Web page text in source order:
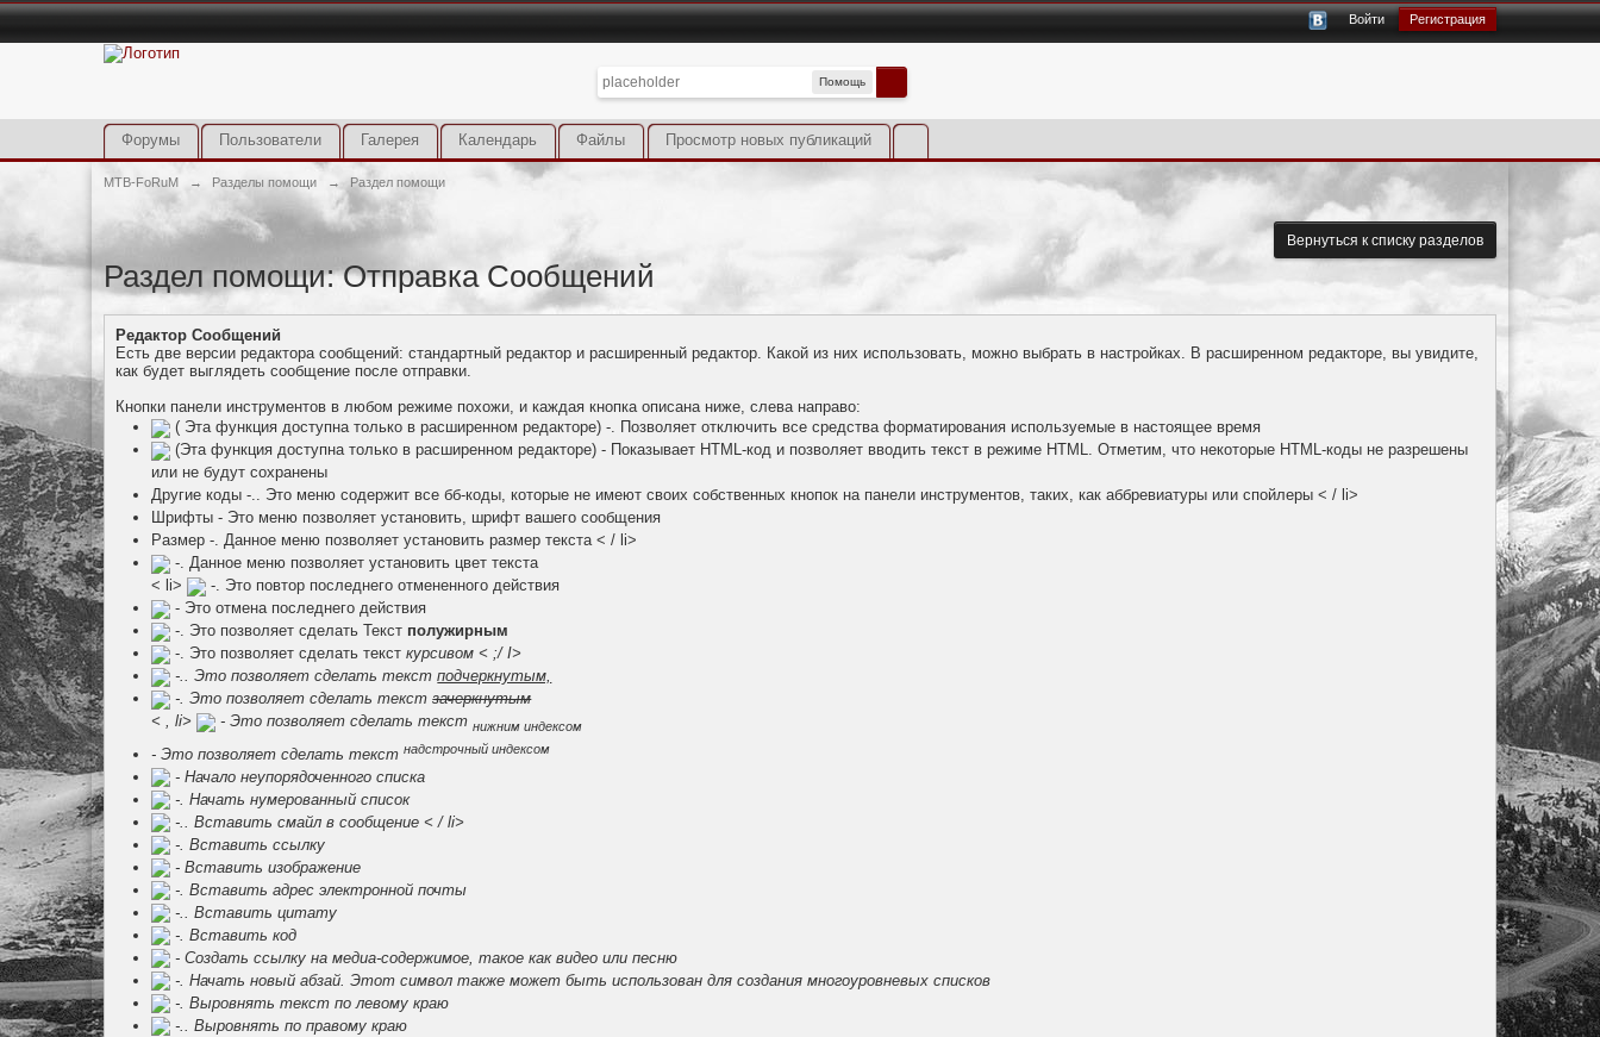
Войти Регистрация
Помощь
Просмотр новых публикаций
Форумы Пользователи Галерея Календарь Файлы
MTB-FoRuM → Разделы помощи → Раздел помощи
Вернуться к списку разделов
Раздел помощи: Отправка Сообщений
Редактор Сообщений
Есть две версии редактора сообщений: стандартный редактор и расширенный редактор. Какой из них использовать, можно выбрать в настройках. В расширенном редакторе, вы увидите,
как будет выглядеть сообщение после отправки.
Кнопки панели инструментов в любом режиме похожи, и каждая кнопка описана ниже, слева направо:
( Эта функция доступна только в расширенном редакторе) -. Позволяет отключить все средства форматирования используемые в настоящее время
(Эта функция доступна только в расширенном редакторе) - Показывает HTML-код и позволяет вводить текст в режиме HTML. Отметим, что некоторые HTML-коды не разрешены
или не будут сохранены
Другие коды -.. Это меню содержит все бб-коды, которые не имеют своих собственных кнопок на панели инструментов, таких, как аббревиатуры или спойлеры < / li>
Шрифты - Это меню позволяет установить, шрифт вашего сообщения
Размер -. Данное меню позволяет установить размер текста < / li>
-. Данное меню позволяет установить цвет текста
< li>
-. Это повтор последнего отмененного действия
- Это отмена последнего действия
-. Это позволяет сделать Текст полужирным
-. Это позволяет сделать тексткурсивом < ;/ I>
-.. Это позволяет сделать текстподчеркнутым,
-. Это позволяет сделать текстзачеркнутым
< , li>
- Это позволяет сделать текст нижним индексом
- Это позволяет сделать текстнадстрочный индексом
- Начало неупорядоченного списка
-. Начать нумерованный список
-.. Вставить смайл в сообщение < / li>
-. Вставить ссылку
- Вставить изображение
-. Вставить адрес электронной почты
-.. Вставить цитату
-. Вставить код
- Создать ссылку на медиа-содержимое, такое как видео или песню
-. Начать новый абзай. Этот символ также может быть использован для создания многоуровневых списков
-. Выровнять текст по левому краю
-.. Выровнять по правому краю